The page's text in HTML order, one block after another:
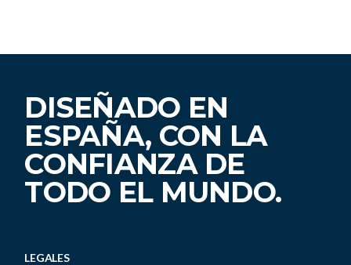
DISEÑADO EN
ESPAÑA, CON LA
CONFIANZA DE
TODO EL MUNDO.
LEGALES